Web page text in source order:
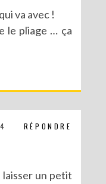
va avec !
le pliage … ça
RÉPONDRE
un petit